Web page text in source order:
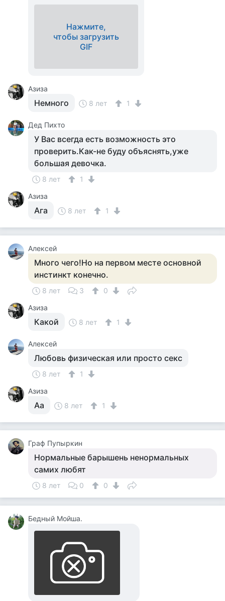
Нажмите,
чтобы загрузить
GIF
Азиза
Немного 8 лет 1
Дед Пихто
У Вас всегда есть возможность это
проверить.Как-не буду объяснять,уже
большая девочка.
8 лет
1
Азиза
Ага 8 лет 1
Алексей
Много чего!Но на первом месте основной
инстинкт конечно.
8 лет 3
0
Азиза
Какой 8 лет 1
Алексей
Любовь физическая или просто секс
8 лет
1
Азиза
Аа 8 лет 1
Граф Пупыркин
Нормальные барышень ненормальных
самих любят
8 лет 0 0
Бедный Мойша.